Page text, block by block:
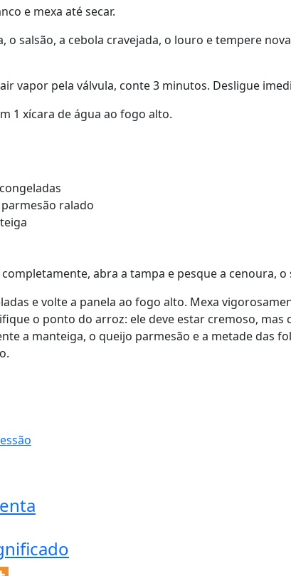
e mexa até secar.
o salsão, a cebola cravejada, o louro e tempere
vapor pela válvula, conte 3 minutos. Desligue
1 xícara de água ao fogo alto.
ralado
abra a tampa e pesque a cenoura,
e volte a panela ao fogo alto. Mexa
o ponto do arroz: ele deve estar cremoso,
a manteiga, o queijo parmesão e a metade das